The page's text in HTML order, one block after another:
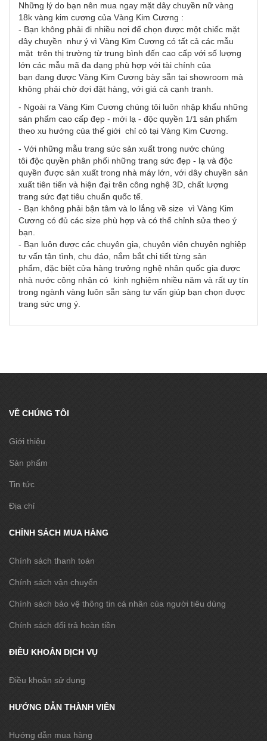
Những lý do bạn nên mua ngay mặt dây chuyền nữ vàng
18k vàng kim cương của Vàng Kim Cương :
- Bạn không phải đi nhiều nơi để chọn được một chiếc mặt
dây chuyền như ý vì Vàng Kim Cương có tất cả các mẫu
mặt trên thị trường từ trung bình đến cao cấp với số lượng
lớn các mẫu mã đa dạng phù hợp với tài chính của
bạn đang được Vàng Kim Cương bày sẵn tại showroom mà
không phải chờ đợi đặt hàng, với giá cả cạnh tranh.
- Ngoài ra Vàng Kim Cương chúng tôi luôn nhập khẩu những
sản phẩm cao cấp đẹp - mới lạ - độc quyền 1/1 sản phẩm
theo xu hướng của thế giới chỉ có tại Vàng Kim Cương.
- Với những mẫu trang sức sản xuất trong nước chúng
tôi độc quyền phân phối những trang sức đẹp - lạ và độc
quyền được sản xuất trong nhà máy lớn, với dây chuyền sản
xuất tiên tiến và hiện đại trên công nghệ 3D, chất lượng
trang sức đạt tiêu chuẩn quốc tế.
- Bạn không phải bận tâm và lo lắng về size vì Vàng Kim
Cương có đủ các size phù hợp và có thể chỉnh sửa theo ý
bạn.
- Bạn luôn được các chuyên gia, chuyên viên chuyên nghiệp
tư vấn tận tình, chu đáo, nắm bắt chi tiết từng sản
phẩm, đặc biệt cửa hàng trưởng nghệ nhân quốc gia được
nhà nước công nhận có kinh nghiệm nhiều năm và rất uy tín
trong ngành vàng luôn sẵn sàng tư vấn giúp bạn chọn được
trang sức ưng ý.
VỀ CHÚNG TÔI
Giới thiệu
Sản phẩm
Tin tức
Địa chỉ
CHÍNH SÁCH MUA HÀNG
Chính sách thanh toán
Chính sách vận chuyển
Chính sách bảo vệ thông tin cá nhân của người tiêu dùng
Chính sách đổi trả hoàn tiền
ĐIỀU KHOẢN DỊCH VỤ
Điều khoản sử dụng
HƯỚNG DẪN THÀNH VIÊN
Hướng dẫn mua hàng